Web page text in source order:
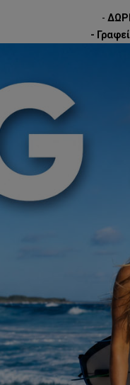
-
-